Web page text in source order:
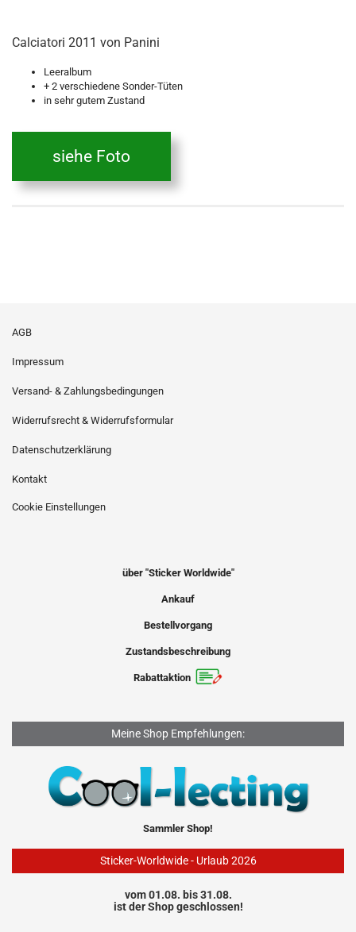
Calciatori 2011 von Panini
Leeralbum
+ 2 verschiedene Sonder-Tüten
in sehr gutem Zustand
siehe Foto
AGB
Impressum
Versand- & Zahlungsbedingungen
Widerrufsrecht & Widerrufsformular
Datenschutzerklärung
Kontakt
Cookie Einstellungen
über "Sticker Worldwide"
Ankauf
Bestellvorgang
Zustandsbeschreibung
Rabattaktion
Meine Shop Empfehlungen:
Sammler Shop!
Sticker-Worldwide - Urlaub 2026
vom 01.08. bis 31.08.
ist der Shop geschlossen!